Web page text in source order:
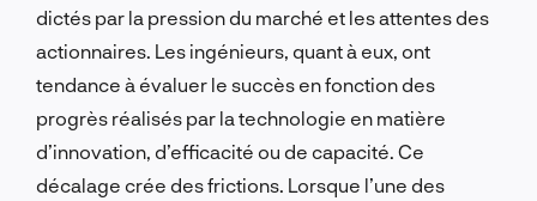
dictés par la pression du marché et les attentes des
actionnaires. Les ingénieurs, quant à eux, ont
tendance à évaluer le succès en fonction des
progrès réalisés par la technologie en matière
d’innovation, d’efficacité ou de capacité. Ce
décalage crée des frictions. Lorsque l’une des